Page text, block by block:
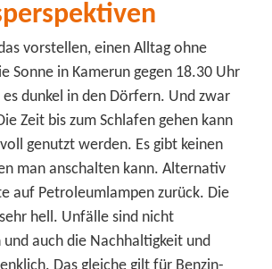
vorstellen, einen Alltag ohne
Sonne in Kamerun gegen 18.30 Uhr
dunkel in den Dörfern. Und zwar
Zeit bis zum Schlafen gehen kann
genutzt werden. Es gibt keinen
man anschalten kann. Alternativ
auf Petroleumlampen zurück. Die
hell. Unfälle sind nicht
und auch die Nachhaltigkeit und